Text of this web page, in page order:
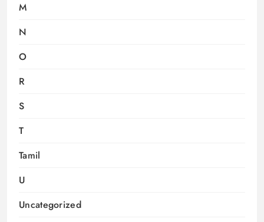
M
N
O
R
S
T
Tamil
U
Uncategorized